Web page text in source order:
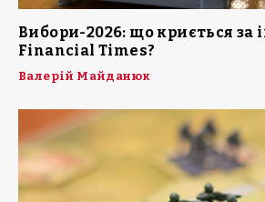
Вибори-2026: що криється за
Financial Times?
Валерій Майданюк